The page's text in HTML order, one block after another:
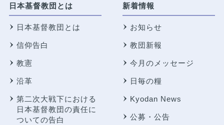
日本基督教団とは
日本基督教団とは
信仰告白
教憲
沿革
第二次大戦下における
日本基督教団の責任に
ついての告白
新着情報
お知らせ
教団新報
今月のメッセージ
日毎の糧
Kyodan News
公募・公告